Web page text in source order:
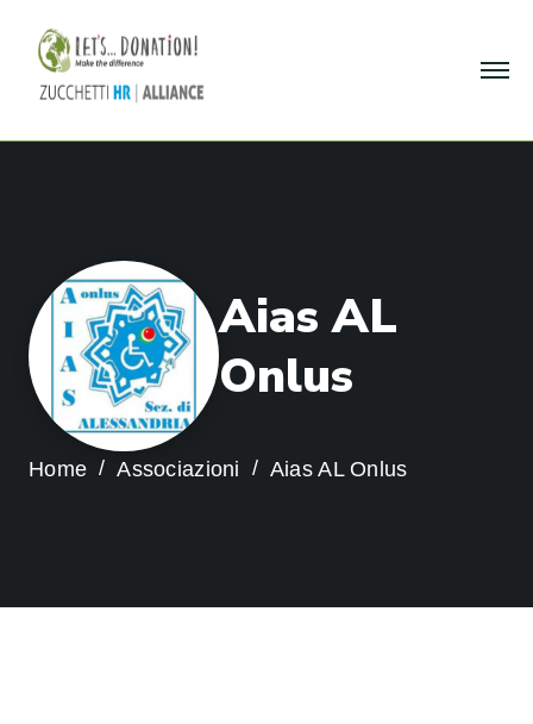
Aias AL
Onlus
Home Associazioni Aias AL Onlus